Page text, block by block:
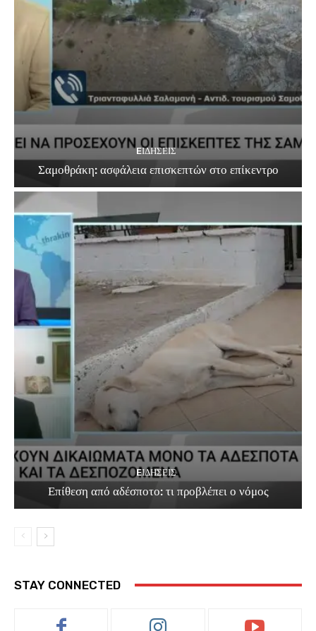
EΙΔΗΣΕΙΣ
Σαμοθράκη: ασφάλεια επισκεπτών στο επίκεντρο
EΙΔΗΣΕΙΣ
Επίθεση από αδέσποτο: τι προβλέπει ο νόμος
STAY CONNECTED